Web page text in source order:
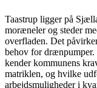
Taastrup ligger på
moræneler og steder
overfladen. Det
behov for drænpumper.
kender kommunens
matriklen, og hvilke
arbejdsmuligheder i